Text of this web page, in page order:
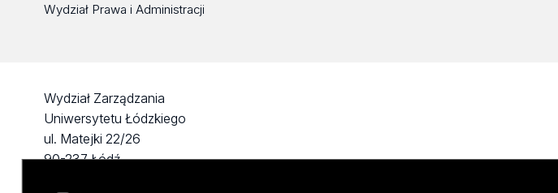
Wydział Prawa i Administracji
Wydział Zarządzania
Uniwersytetu Łódzkiego
ul. Matejki 22/26
90-237 Łódź